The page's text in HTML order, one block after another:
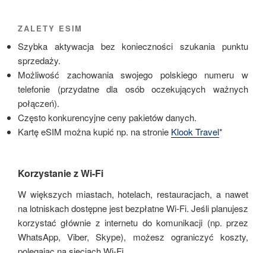
ZALETY ESIM
Szybka aktywacja bez konieczności szukania punktu
sprzedaży.
Możliwość zachowania swojego polskiego numeru w
telefonie (przydatne dla osób oczekujących ważnych
połączeń).
Często konkurencyjne ceny pakietów danych.
Kartę eSIM można kupić np. na stronie Klook Travel*
Korzystanie z Wi-Fi
W większych miastach, hotelach, restauracjach, a nawet
na lotniskach dostępne jest bezpłatne Wi-Fi. Jeśli planujesz
korzystać głównie z internetu do komunikacji (np. przez
WhatsApp, Viber, Skype), możesz ograniczyć koszty,